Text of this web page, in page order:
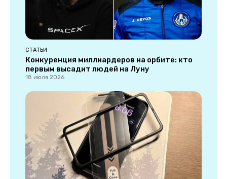
СТАТЬИ
Конкуренция миллиардеров на орбите: кто
первым высадит людей на Луну
18 июля 2026